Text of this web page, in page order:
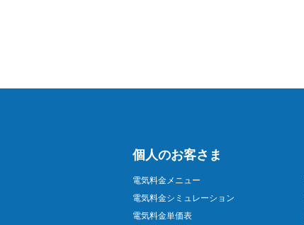
個人のお客さま
電気料金メニュー
電気料金シミュレーション
電気料金単価表